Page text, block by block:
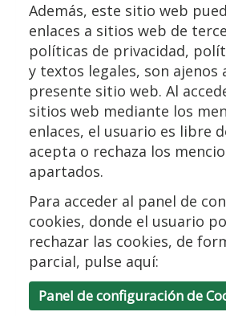
Además, este sitio web
enlaces a sitios web de
políticas de privacidad,
y textos legales, son
presente sitio web. Al
sitios web mediante los
enlaces, el usuario es libre
acepta o rechaza los
apartados.
Para acceder al panel de
cookies, donde el usuario
rechazar las cookies, de
parcial, pulse aquí:
Panel de configuración de